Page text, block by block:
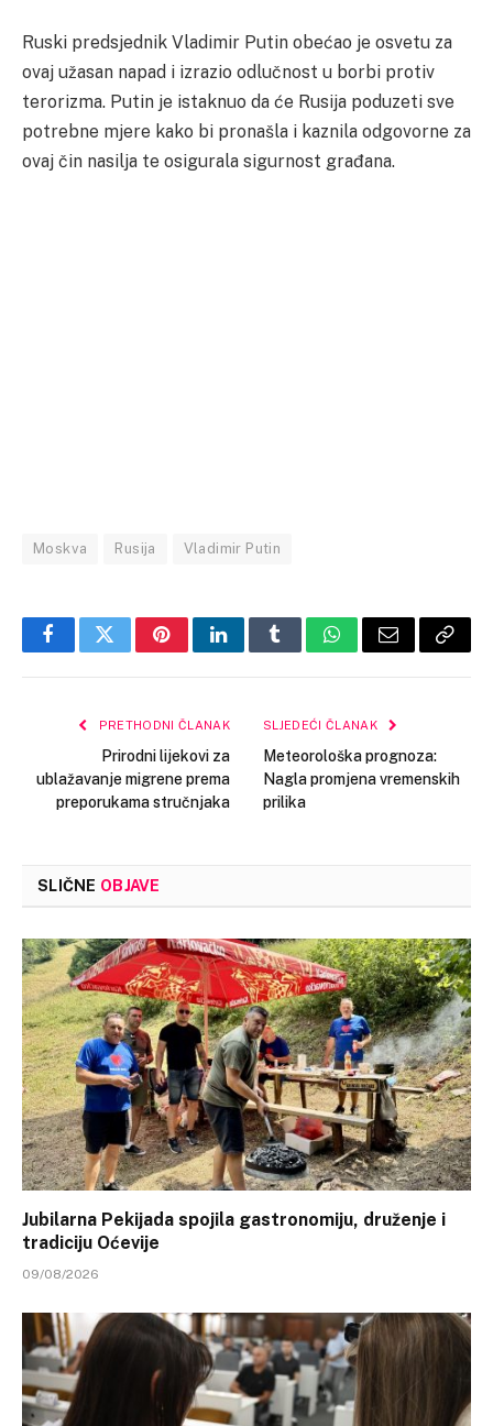
Ruski predsjednik Vladimir Putin obećao je osvetu za
ovaj užasan napad i izrazio odlučnost u borbi protiv
terorizma. Putin je istaknuo da će Rusija poduzeti sve
potrebne mjere kako bi pronašla i kaznila odgovorne za
ovaj čin nasilja te osigurala sigurnost građana.
Moskva Rusija Vladimir Putin
FacebookTwitterPinterestLinkedInTumblrWhatsApp
Email Copy
PRETHODNI ČLANAK
Prirodni lijekovi za
ublažavanje migrene prema
preporukama stručnjaka
SLJEDEĆI ČLANAK
Meteorološka prognoza:
Nagla promjena vremenskih
prilika
SLIČNE OBJAVE
Jubilarna Pekijada spojila gastronomiju, druženje i
tradiciju Oćevije
09/08/2026